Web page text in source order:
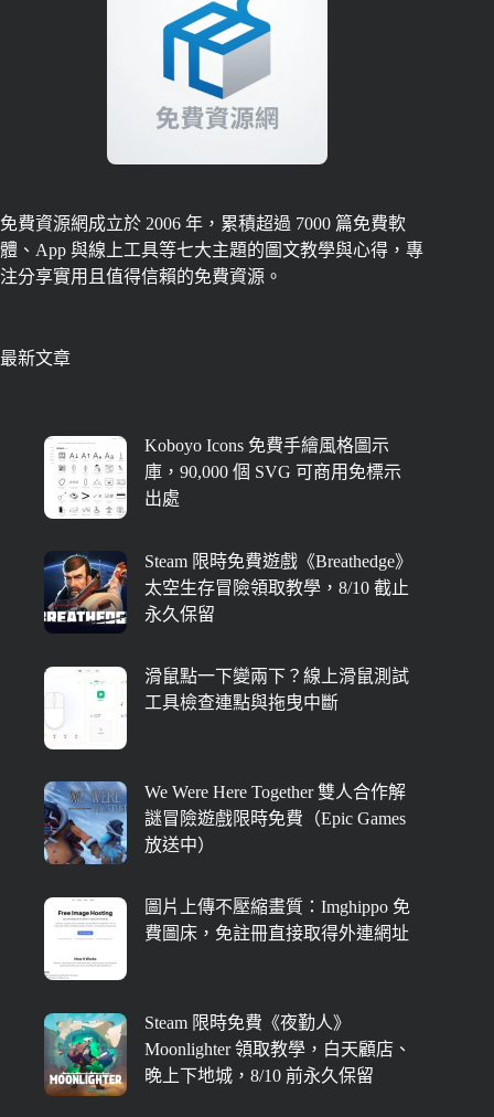
免費資源網成立於 2006 年，累積超過 7000 篇免費軟
體、App 與線上工具等七大主題的圖文教學與心得，專
注分享實用且值得信賴的免費資源。
最新文章
Koboyo Icons 免費手繪風格圖示
庫，90,000 個 SVG 可商用免標示
出處
Steam 限時免費遊戲《Breathedge》
太空生存冒險領取教學，8/10 截止
永久保留
滑鼠點一下變兩下？線上滑鼠測試
工具檢查連點與拖曳中斷
We Were Here Together 雙人合作解
謎冒險遊戲限時免費（Epic Games
放送中）
圖片上傳不壓縮畫質：Imghippo 免
費圖床，免註冊直接取得外連網址
Steam 限時免費《夜勤人》
Moonlighter 領取教學，白天顧店、
晚上下地城，8/10 前永久保留